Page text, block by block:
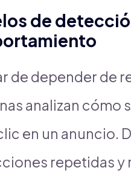
de
de depender de
analizan cómo
en un anuncio.
repetidas y